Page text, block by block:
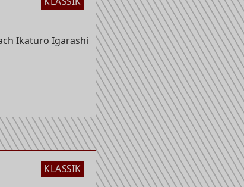
Ikaturo Igarashi
KLASSIK